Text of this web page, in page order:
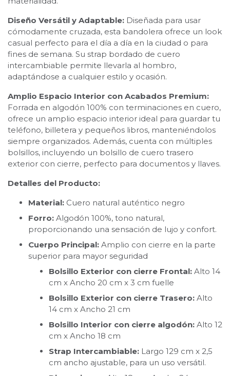
Diseño Versátil y Adaptable: Diseñada para usar
cómodamente cruzada, esta bandolera ofrece un look
casual perfecto para el día a día en la ciudad o para
fines de semana. Su strap bordado de cuero
intercambiable permite llevarla al hombro,
adaptándose a cualquier estilo y ocasión.
Amplio Espacio Interior con Acabados Premium:
Forrada en algodón 100% con terminaciones en cuero,
ofrece un amplio espacio interior ideal para guardar tu
teléfono, billetera y pequeños libros, manteniéndolos
siempre organizados. Además, cuenta con múltiples
bolsillos, incluyendo un bolsillo de cuero trasero
exterior con cierre, perfecto para documentos y llaves.
Detalles del Producto:
Material: Cuero natural auténtico negro
Forro: Algodón 100%, tono natural,
proporcionando una sensación de lujo y confort.
Cuerpo Principal: Amplio con cierre en la parte
superior para mayor seguridad
Bolsillo Exterior con cierre Frontal: Alto 14
cm x Ancho 20 cm x 3 cm fuelle
Bolsillo Exterior con cierre Trasero: Alto
14 cm x Ancho 21 cm
Bolsillo Interior con cierre algodón: Alto 12
cm x Ancho 18 cm
Strap Intercambiable: Largo 129 cm x 2,5
cm ancho ajustable, para un uso versátil.